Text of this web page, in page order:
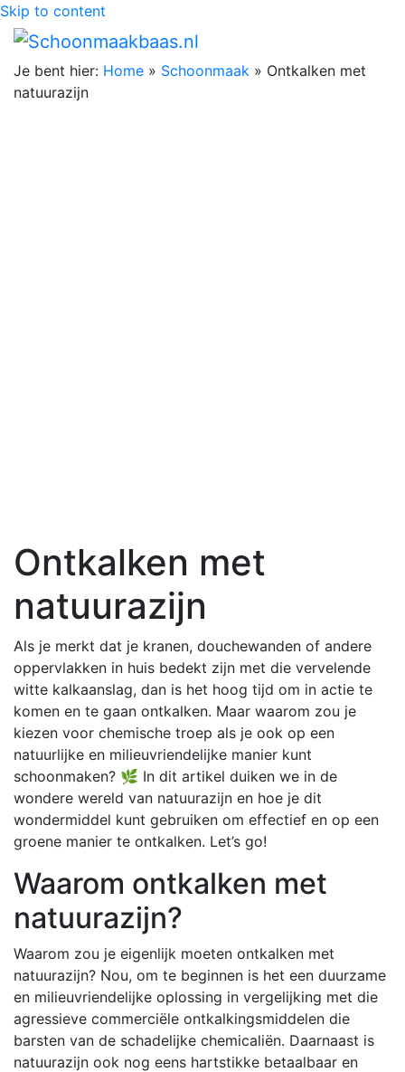
Skip to content
Je bent hier: Home » Schoonmaak » Ontkalken met
natuurazijn
Ontkalken met
natuurazijn
Als je merkt dat je kranen, douchewanden of andere
oppervlakken in huis bedekt zijn met die vervelende
witte kalkaanslag, dan is het hoog tijd om in actie te
komen en te gaan ontkalken. Maar waarom zou je
kiezen voor chemische troep als je ook op een
natuurlijke en milieuvriendelijke manier kunt
schoonmaken? 🌿 In dit artikel duiken we in de
wondere wereld van natuurazijn en hoe je dit
wondermiddel kunt gebruiken om effectief en op een
groene manier te ontkalken. Let’s go!
Waarom ontkalken met
natuurazijn?
Waarom zou je eigenlijk moeten ontkalken met
natuurazijn? Nou, om te beginnen is het een duurzame
en milieuvriendelijke oplossing in vergelijking met die
agressieve commerciële ontkalkingsmiddelen die
barsten van de schadelijke chemicaliën. Daarnaast is
natuurazijn ook nog eens hartstikke betaalbaar en